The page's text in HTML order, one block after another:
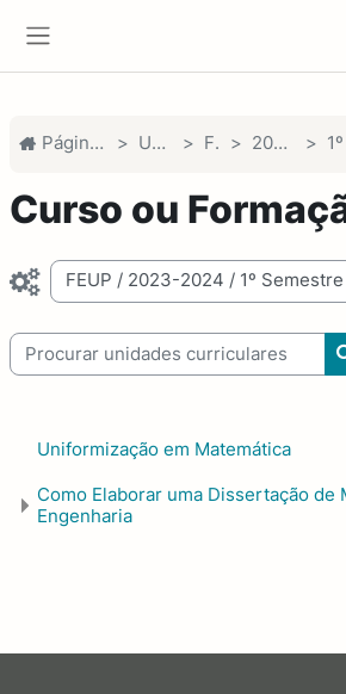
Página principal Unidades FEUP 2023-2024
Curso ou
Categorias de unidades
Procurar unidades curriculares
Uniformização em Matemática
Como Elaborar uma Dissertação de
Engenharia